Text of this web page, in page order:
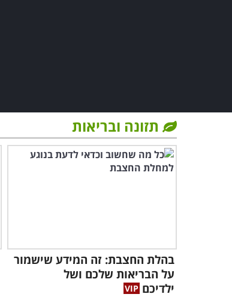
תזונה ובריאות
בהלת החצבת: זה המידע שישמור
על הבריאות שלכם ושל
ילדיכם